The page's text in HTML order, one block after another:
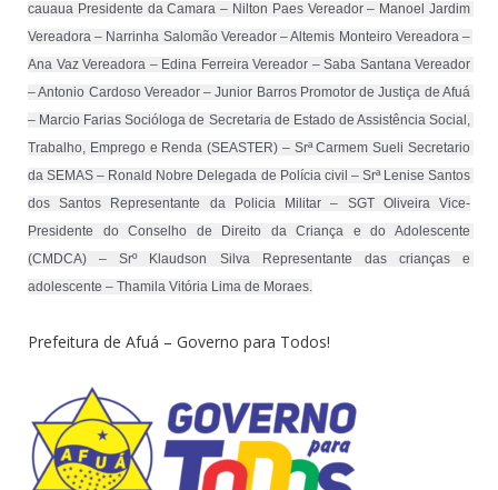
cauaua Presidente da Camara – Nilton Paes Vereador – Manoel Jardim
Vereadora – Narrinha Salomão Vereador – Altemis Monteiro Vereadora –
Ana Vaz Vereadora – Edina Ferreira Vereador – Saba Santana Vereador
– Antonio Cardoso Vereador – Junior Barros Promotor de Justiça de Afuá
– Marcio Farias Socióloga de Secretaria de Estado de Assistência Social,
Trabalho, Emprego e Renda (SEASTER) – Srª Carmem Sueli Secretario
da SEMAS – Ronald Nobre Delegada de Polícia civil – Srª Lenise Santos
dos Santos Representante da Policia Militar – SGT Oliveira Vice-
Presidente do Conselho de Direito da Criança e do Adolescente
(CMDCA) – Srº Klaudson Silva Representante das crianças e
adolescente – Thamila Vitória Lima de Moraes.
Prefeitura de Afuá – Governo para Todos!